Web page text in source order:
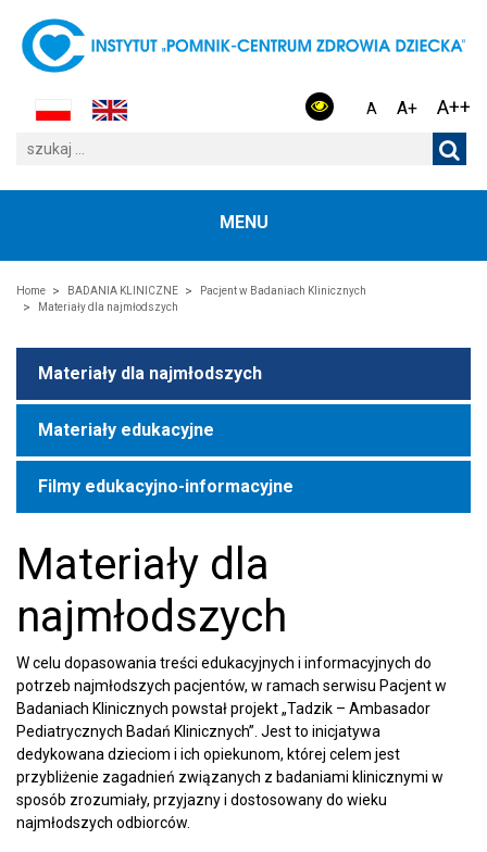
A A+ A++
MENU
Home BADANIA KLINICZNE
Pacjent w Badaniach Klinicznych
Materiały dla najmłodszych
Materiały dla najmłodszych
Materiały edukacyjne
Filmy edukacyjno-informacyjne
Materiały dla
najmłodszych
W celu dopasowania treści edukacyjnych i informacyjnych do
potrzeb najmłodszych pacjentów, w ramach serwisu Pacjent w
Badaniach Klinicznych powstał projekt „Tadzik – Ambasador
Pediatrycznych Badań Klinicznych”. Jest to inicjatywa
dedykowana dzieciom i ich opiekunom, której celem jest
przybliżenie zagadnień związanych z badaniami klinicznymi w
sposób zrozumiały, przyjazny i dostosowany do wieku
najmłodszych odbiorców.